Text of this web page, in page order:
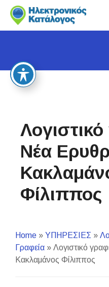
i
Νέα
Φίλιππος
Home » ΥΠΗΡΕΣΙΕΣ »
Γραφεία » Λογιστικό
Κακλαμάνος Φίλιππος